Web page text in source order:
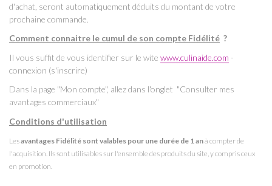
d'achat, seront automatiquement déduits du montant de votre
prochaine commande.
Comment connaitre le cumul de son compte Fidélité ?
Il vous suffit de vous identifier sur le wite www.culinaide.com -
connexion (s'inscrire)
Dans la page "Mon compte", allez dans l'onglet "Consulter mes
avantages commerciaux"
Conditions d'utilisation
Lesavantages Fidélité sont valables pour une durée de 1 anà compter de
l'acquisition. Ils sont utilisables sur l'ensemble des produits du site, y compris ceux
en promotion.